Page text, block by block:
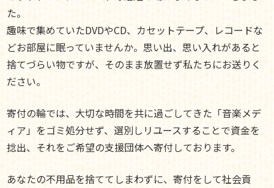
た。
趣味で集めていたDVDやCD、カセットテープ、レコードな
どお部屋に眠っていませんか。思い出、思い入れがあると
捨てづらい物ですが、そのまま放置せず私たちにお送りく
ださい。
寄付の輪では、大切な時間を共に過ごしてきた「音楽メデ
ィア」をゴミ処分せず、選別しリユースすることで資金を
捻出、それをご希望の支援団体へ寄付しております。
あなたの不用品を捨ててしまわずに、寄付をして社会貢